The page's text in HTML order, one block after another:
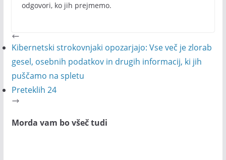
odgovori, ko jih prejmemo.
Kibernetski strokovnjaki opozarjajo: Vse več je zlorab
gesel, osebnih podatkov in drugih informacij, ki jih
puščamo na spletu
Preteklih 24
Morda vam bo všeč tudi